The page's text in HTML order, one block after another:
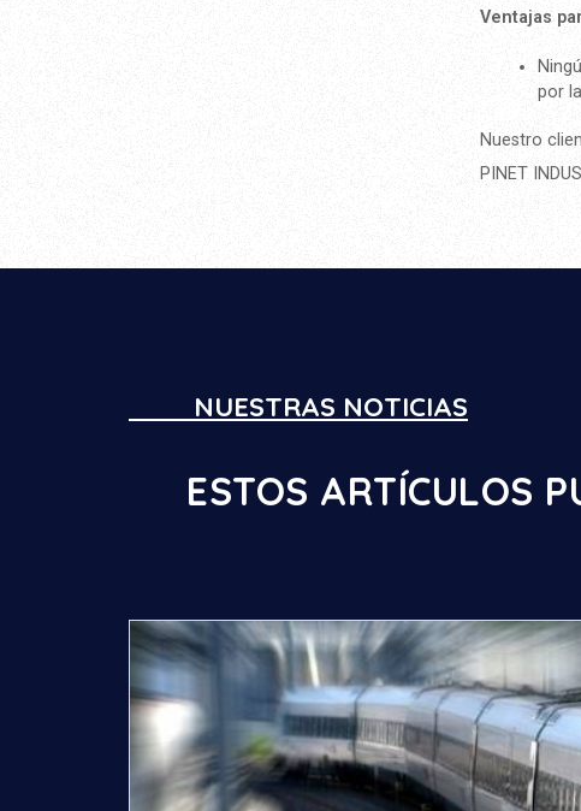
Ventajas
por
Nuestro
PINET
NUESTRAS NOTICIAS
ESTOS ARTÍCULOS